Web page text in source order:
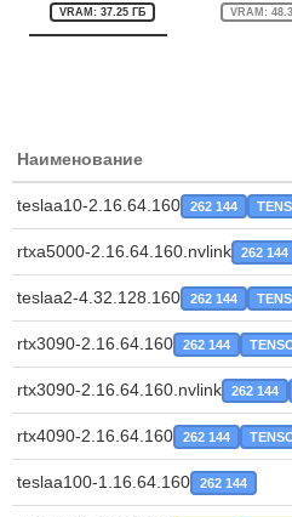
VRAM: 37.25 ГБ VRAM:
Наименование
teslaa10-2.16.64.160 262 144
rtxa5000-2.16.64.160.nvlink 262 144
teslaa2-4.32.128.160 262 144
rtx3090-2.16.64.160 262 144
rtx3090-2.16.64.160.nvlink 262 144
rtx4090-2.16.64.160 262 144
teslaa100-1.16.64.160 262 144